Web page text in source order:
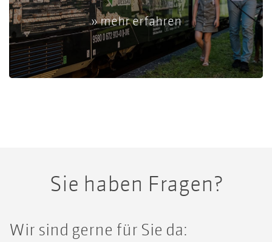
» mehr erfahren
Sie haben Fragen?
Wir sind gerne für Sie da: